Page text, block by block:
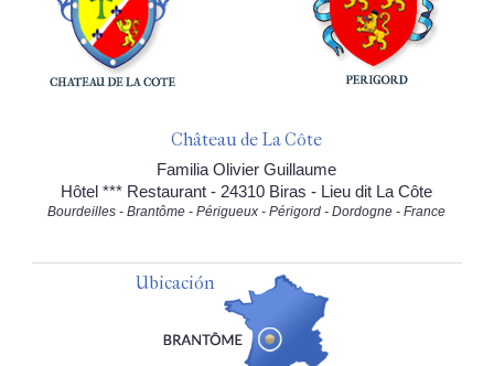
Château de La Côte
Familia Olivier Guillaume
Hôtel *** Restaurant - 24310 Biras - Lieu dit La Côte
Bourdeilles - Brantôme - Périgueux - Périgord - Dordogne - France
Ubicación